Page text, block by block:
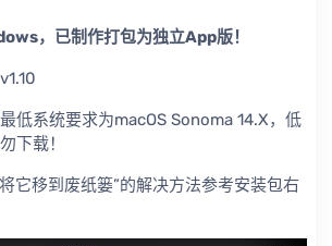
，已制作打包为独立App版！
低系统要求为macOS Sonoma 14.X，低
下载！
它移到废纸篓”的解决方法参考安装包右